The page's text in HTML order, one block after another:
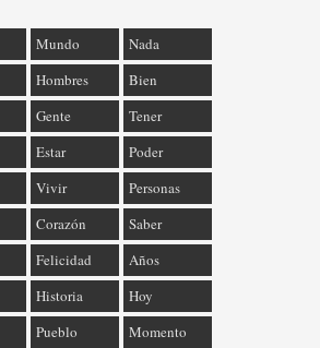
Mundo
Nada
Hombres
Bien
Gente
Tener
Estar
Poder
Vivir
Personas
Corazón
Saber
Felicidad
Años
Historia
Hoy
Pueblo Momento